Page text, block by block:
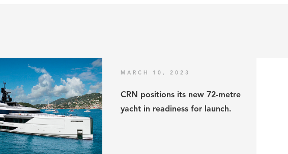
MARCH 10, 2023
CRN positions its new 72-metre
yacht in readiness for launch.